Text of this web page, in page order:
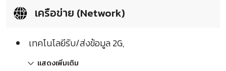
เครือข่าย (Network)
เทคโนโลยีรับ/ส่งข้อมูล 2G,
แสดงเพิ่มเติม